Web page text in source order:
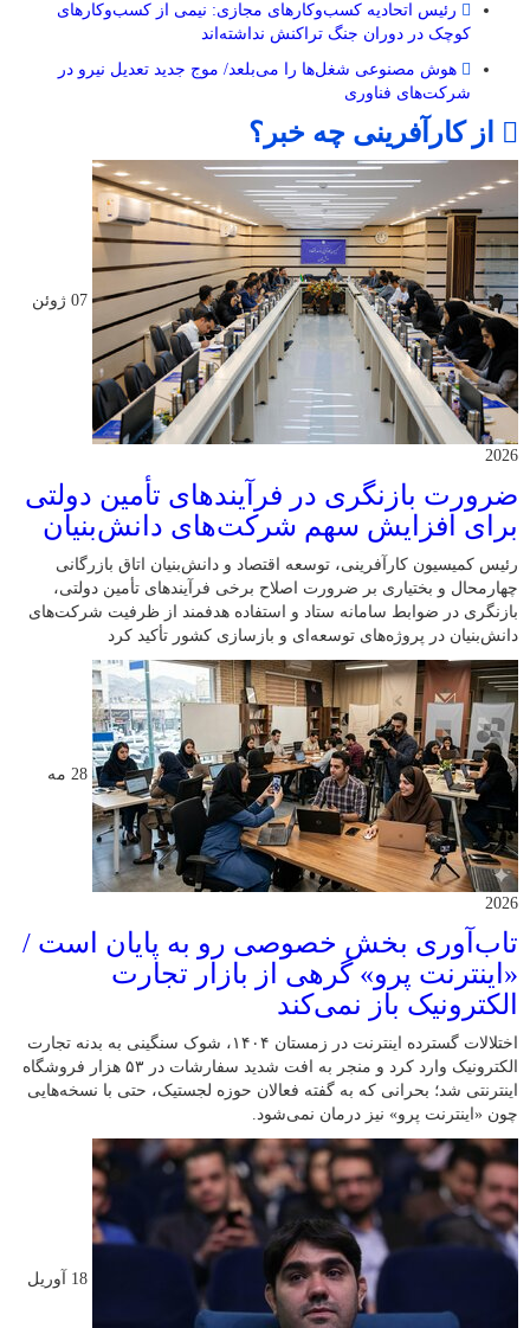
رئیس اتحادیه کسب‌وکارهای مجازی: نیمی از کسب‌وکارهای
کوچک در دوران جنگ‌ تراکنش نداشته‌اند
هوش مصنوعی شغل‌ها را می‌بلعد/ موج جدید تعدیل نیرو در
شرکت‌های فناوری
از کارآفرینی چه خبر؟
07 ژوئن
2026
ضرورت بازنگری در فرآیندهای تأمین دولتی
برای افزایش سهم شرکت‌های دانش‌بنیان
رئیس کمیسیون کارآفرینی، توسعه اقتصاد و دانش‌بنیان اتاق بازرگانی
چهارمحال و بختیاری بر ضرورت اصلاح برخی فرآیندهای تأمین دولتی،
بازنگری در ضوابط سامانه ستاد و استفاده هدفمند از ظرفیت شرکت‌های
دانش‌بنیان در پروژه‌های توسعه‌ای و بازسازی کشور تأکید کرد
28 مه
2026
تاب‌آوری بخش خصوصی رو به پایان است /
«اینترنت پرو» گرهی از بازار تجارت
الکترونیک باز نمی‌کند
اختلالات گسترده اینترنت در زمستان ۱۴۰۴، شوک سنگینی به بدنه تجارت
الکترونیک وارد کرد و منجر به افت شدید سفارشات در ۵۳ هزار فروشگاه
اینترنتی شد؛ بحرانی که به گفته فعالان حوزه لجستیک، حتی با نسخه‌هایی
چون «اینترنت پرو» نیز درمان نمی‌شود.
18 آوریل